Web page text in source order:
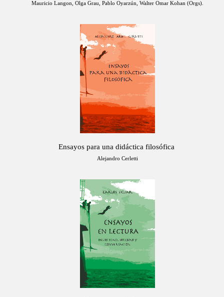
Mauricio Langon, Olga Grau, Pablo Oyarzún, Walter Omar Kohan (Orgs).
Ensayos para una didáctica filosófica
Alejandro Cerletti